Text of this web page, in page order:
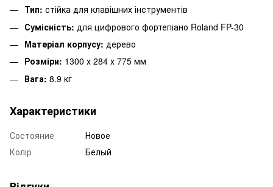
Тип: стійка для клавішних інструментів
Сумісність: для цифрового фортепіано Roland FP-30
Матеріал корпусу: дерево
Розміри: 1300 х 284 х 775 мм
Вага: 8.9 кг
Характеристики
Состояние
Новое
Колір
Белый